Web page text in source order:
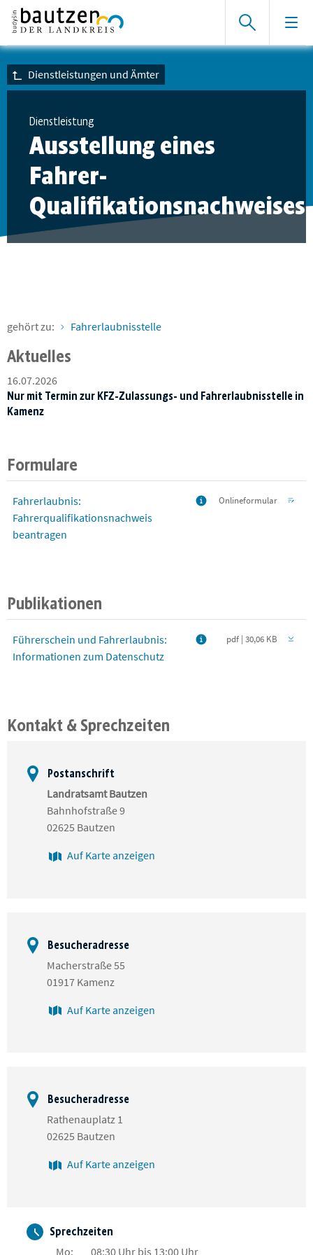
Dienstleistungen und Ämter
Dienstleistung
Ausstellung eines
Fahrer-
Qualifikationsnachweises
gehört zu: Fahrerlaubnisstelle
Aktuelles
16.07.2026
Nur mit Termin zur KFZ-Zulassungs- und Fahrerlaubnisstelle in
Kamenz
Formulare
Fahrerlaubnis:
Fahrerqualifikationsnachweis
beantragen
Onlineformular
Publikationen
Führerschein und Fahrerlaubnis:
Informationen zum Datenschutz
pdf | 30,06 KB
Kontakt & Sprechzeiten
Postanschrift
Landratsamt Bautzen
Bahnhofstraße 9
02625 Bautzen
Auf Karte anzeigen
Besucheradresse
Macherstraße 55
01917 Kamenz
Auf Karte anzeigen
Besucheradresse
Rathenauplatz 1
02625 Bautzen
Auf Karte anzeigen
Sprechzeiten
Mo: 08:30 Uhr bis 13:00 Uhr